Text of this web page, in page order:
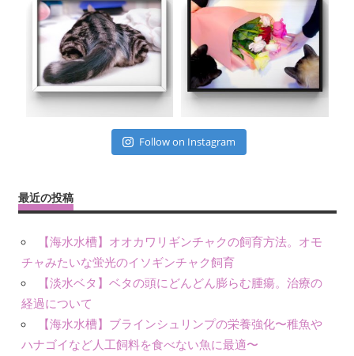
Follow on Instagram
最近の投稿
【海水水槽】オオカワリギンチャクの飼育方法。オモ
チャみたいな蛍光のイソギンチャク飼育
【淡水ベタ】ベタの頭にどんどん膨らむ腫瘍。治療の
経過について
【海水水槽】ブラインシュリンプの栄養強化〜稚魚や
ハナゴイなど人工飼料を食べない魚に最適〜